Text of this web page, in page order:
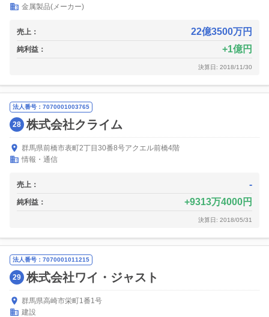
金属製品(メーカー)
売上： 22億3500万円
純利益： 1億円
決算日: 2018/11/30
法人番号：7070001003765
28 株式会社クライム
群馬県前橋市表町2丁目30番8号アクエル前橋4階
情報・通信
売上： -
純利益： 9313万4000円
決算日: 2018/05/31
法人番号：7070001011215
29 株式会社ワイ・ジャスト
群馬県高崎市栄町1番1号
建設